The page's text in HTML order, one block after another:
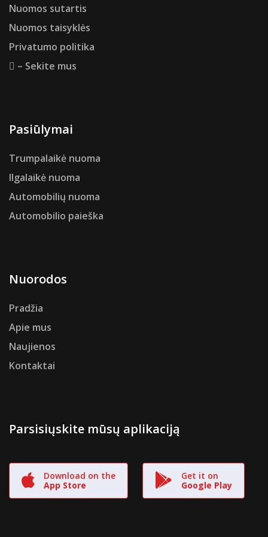
Nuomos sutartis
Nuomos taisyklės
Privatumo politika
– Sekite mus
Pasiūlymai
Trumpalaikė nuoma
Ilgalaikė nuoma
Automobilių nuoma
Automobilio paieška
Nuorodos
Pradžia
Apie mus
Naujienos
Kontaktai
Parsisiųskite mūsų aplikaciją
Download on the
App Store
Get it on
Google Play